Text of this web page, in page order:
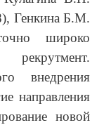
Генкина Б.М.
широко
внедрения
направления
новой